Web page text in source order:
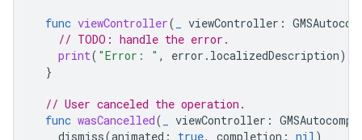
func viewController( viewController :
// TODO: handle the error.
print( "Error: " , error . localizedDescription)
}
// User canceled the operation.
func wasCancelled( viewController :
dismiss(animated : true, completion : nil)